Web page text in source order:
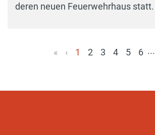
deren neuen Feuerwehrhaus statt.
« ‹
1
2 3 4 5 6 ...